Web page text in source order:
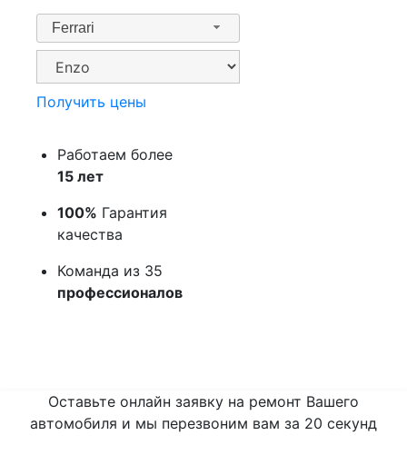
Ferrari
Получить цены
Работаем более
15 лет
100% Гарантия
качества
Команда из 35
профессионалов
Оставьте онлайн заявку на ремонт Вашего
автомобиля и мы перезвоним вам за 20 секунд